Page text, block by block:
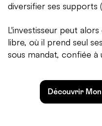
diversifier ses supports
L'investisseur peut
libre, où il prend seul
sous mandat, confiée à
Découvrir